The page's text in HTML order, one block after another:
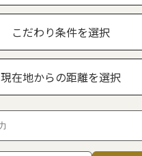
こだわり条件を選択
現在地からの距離を選択